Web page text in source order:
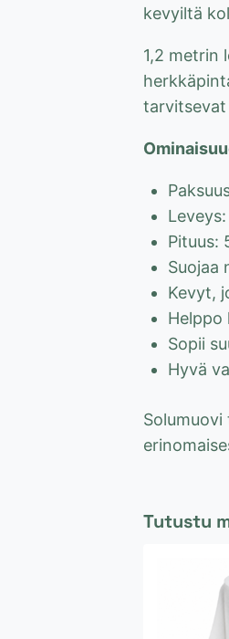
kevyiltä
1,2 metrin
tarvitsevat
Leveys:
Pituus:
Suojaa
Kevyt,
Helppo
Sopii
Hyvä
Tutustu